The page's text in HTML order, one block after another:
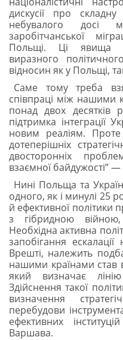
дискусії про
небувалого досі
заробітчанської
Польщі. Ці явища
виразного
відносин як у Польщі,
Саме тому треба
співпраці між нашими
понад двох десятків
підтримка інтеграції
новим реаліям.
дотеперішніх
двосторонніх
взаємної байдужості”
Нині Польща та
одного, як і минулі 25
й ефективної політики
з гібридною
Необхідна активна
запобігання ескалації
Врешті, належить
нашими країнами
який визначає
Здійснення такої
визначення
перебудови
ефективних
Варшава.